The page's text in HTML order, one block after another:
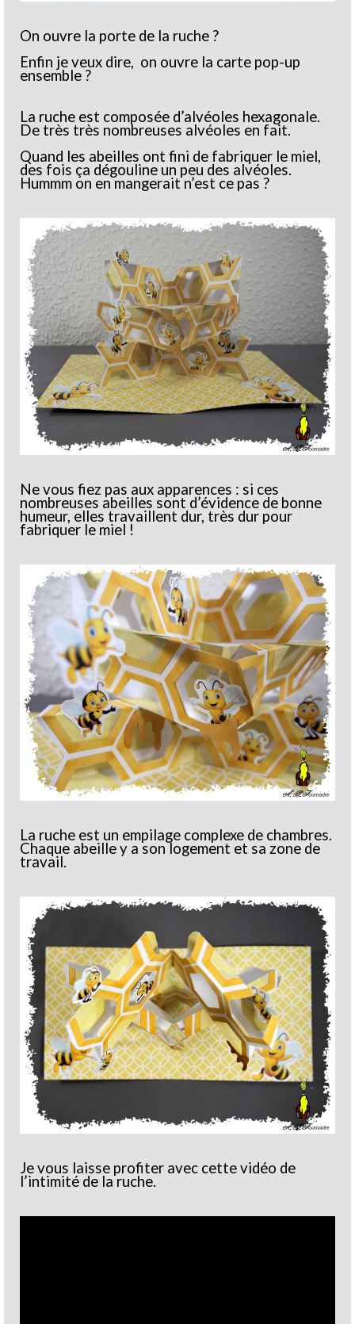
On ouvre la porte de la ruche ?
Enfin je veux dire, on ouvre la carte pop-up
ensemble ?
La ruche est composée d’alvéoles hexagonale.
De très très nombreuses alvéoles en fait.
Quand les abeilles ont fini de fabriquer le miel,
des fois ça dégouline un peu des alvéoles.
Hummm on en mangerait n’est ce pas ?
Ne vous fiez pas aux apparences : si ces
nombreuses abeilles sont d’évidence de bonne
humeur, elles travaillent dur, très dur pour
fabriquer le miel !
La ruche est un empilage complexe de chambres.
Chaque abeille y a son logement et sa zone de
travail.
Je vous laisse profiter avec cette vidéo de
l’intimité de la ruche.